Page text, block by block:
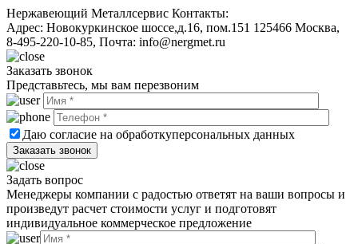
Нержавеющий Металлсервис Контакты:
Адрес: Новокуркинское шоссе,д.16, пом.151 125466 Москва,
8-495-220-10-85, Почта: info@nergmet.ru
Заказать звонок
Представьтесь, мы вам перезвоним
Даю согласие на обработкуперсональных данных
Задать вопрос
Менеджеры компании с радостью ответят на ваши вопросы и
произведут расчет стоимости услуг и подготовят
индивидуальное коммерческое предложение